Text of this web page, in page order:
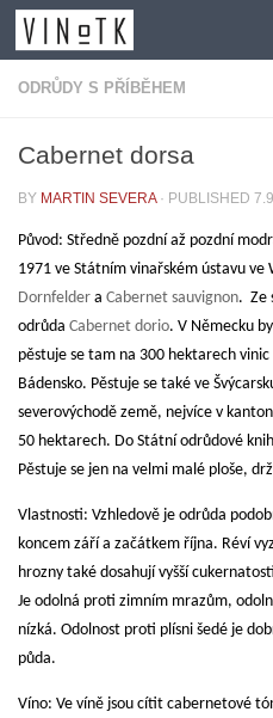
Skip to content
ODRŮDY S PŘÍBĚHEM
Cabernet dorsa
BY MARTIN SEVERA · PUBLISHED
Původ: Středně pozdní až pozdní
1971 ve Státním vinařském ústavu ve
Dornfelder a Cabernet sauvignon. Ze
odrůda Cabernet dorio. V Německu
pěstuje se tam na 300 hektarech
Bádensko. Pěstuje se také ve
severovýchodě země, nejvíce v
50 hektarech. Do Státní odrůdové
Pěstuje se jen na velmi malé ploše,
Vlastnosti: Vzhledově je odrůda
koncem září a začátkem října. Réví
hrozny také dosahují vyšší
Je odolná proti zimním mrazům,
nízká. Odolnost proti plísni šedé je
půda.
Víno: Ve víně jsou cítit cabernetové